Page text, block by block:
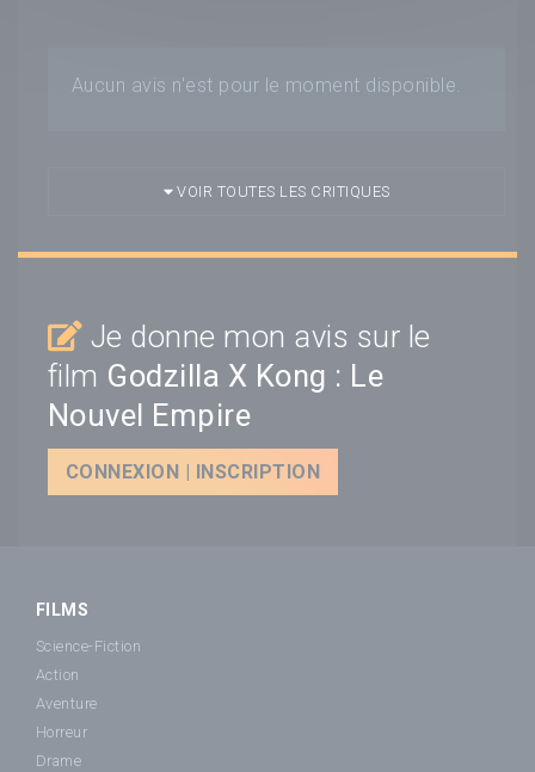
Aucun avis n'est pour le moment disponible.
VOIR TOUTES LES CRITIQUES
Je donne mon avis sur le
film Godzilla X Kong : Le
Nouvel Empire
CONNEXION | INSCRIPTION
FILMS
Science-Fiction
Action
Aventure
Horreur
Drame